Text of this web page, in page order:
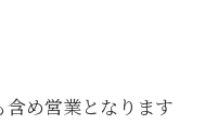
含め営業となります